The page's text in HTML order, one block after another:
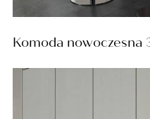
Komoda nowoczesna